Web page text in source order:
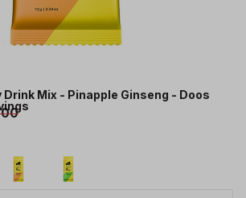
Drink Mix - Pinapple Ginseng - Doos